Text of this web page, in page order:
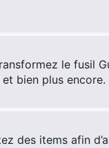
le fusil
bien plus encore.
des items afin